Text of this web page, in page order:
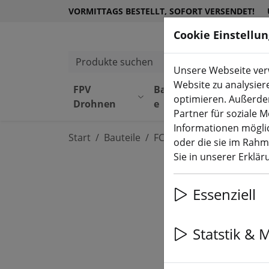
VORMITTAGS BESTELLT, SOFORT VERSENDET!
Produkte suchen
FPV
Drohnen
Bauteil
e
Equipmen
t
Start Bauteile FC, ESC, AIO & Stacks
Cookie
Unsere Webseite
Website zu
optimieren.
Partner für soziale
Informationen
oder die sie im
Sie in unserer
Essenziell
Statstik &